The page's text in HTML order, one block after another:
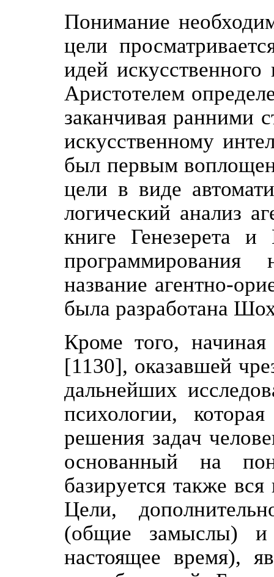
Понимание
цели
идей искусственного
Аристотелем
заканчивая ранними
искусственному
был первым
цели в виде
логический анализ
книге Генезерета
название агентно-
была разработана
Кроме того,
[1130], оказавшей
дальнейших
психологии,
решения задач
основанный на
базируется также
Цели,
(общие замыслы) и
настоящее время),